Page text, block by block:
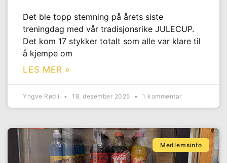
Det ble topp stemning på årets siste
treningdag med vår tradisjonsrike JULECUP.
Det kom 17 stykker totalt som alle var klare til
å kjempe om
LES MER »
Yngve Rødli 18. desember 2025 1 kommentar
Medlemsinfo